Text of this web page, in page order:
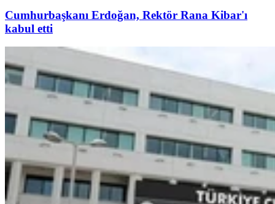
Cumhurbaşkanı Erdoğan, Rektör Rana Kibar'ı
kabul etti